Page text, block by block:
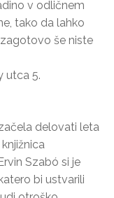
v odličnem
tako da lahko
še niste
utca 5.
delovati leta
Szabó si je
bi ustvarili